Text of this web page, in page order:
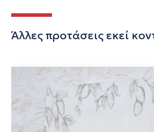
Άλλες προτάσεις εκεί